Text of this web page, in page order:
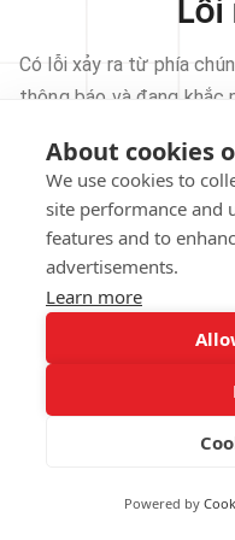
About cookies
We use cookies to
site performance and
features and to
advertisements.
Learn more
Powered by
Có lỗi xảy ra từ phía
thông báo và đang khắc
VỀ